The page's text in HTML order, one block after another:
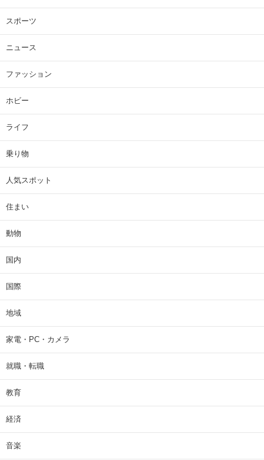
スポーツ
ニュース
ファッション
ホビー
ライフ
乗り物
人気スポット
住まい
動物
国内
国際
地域
家電・PC・カメラ
就職・転職
教育
経済
音楽